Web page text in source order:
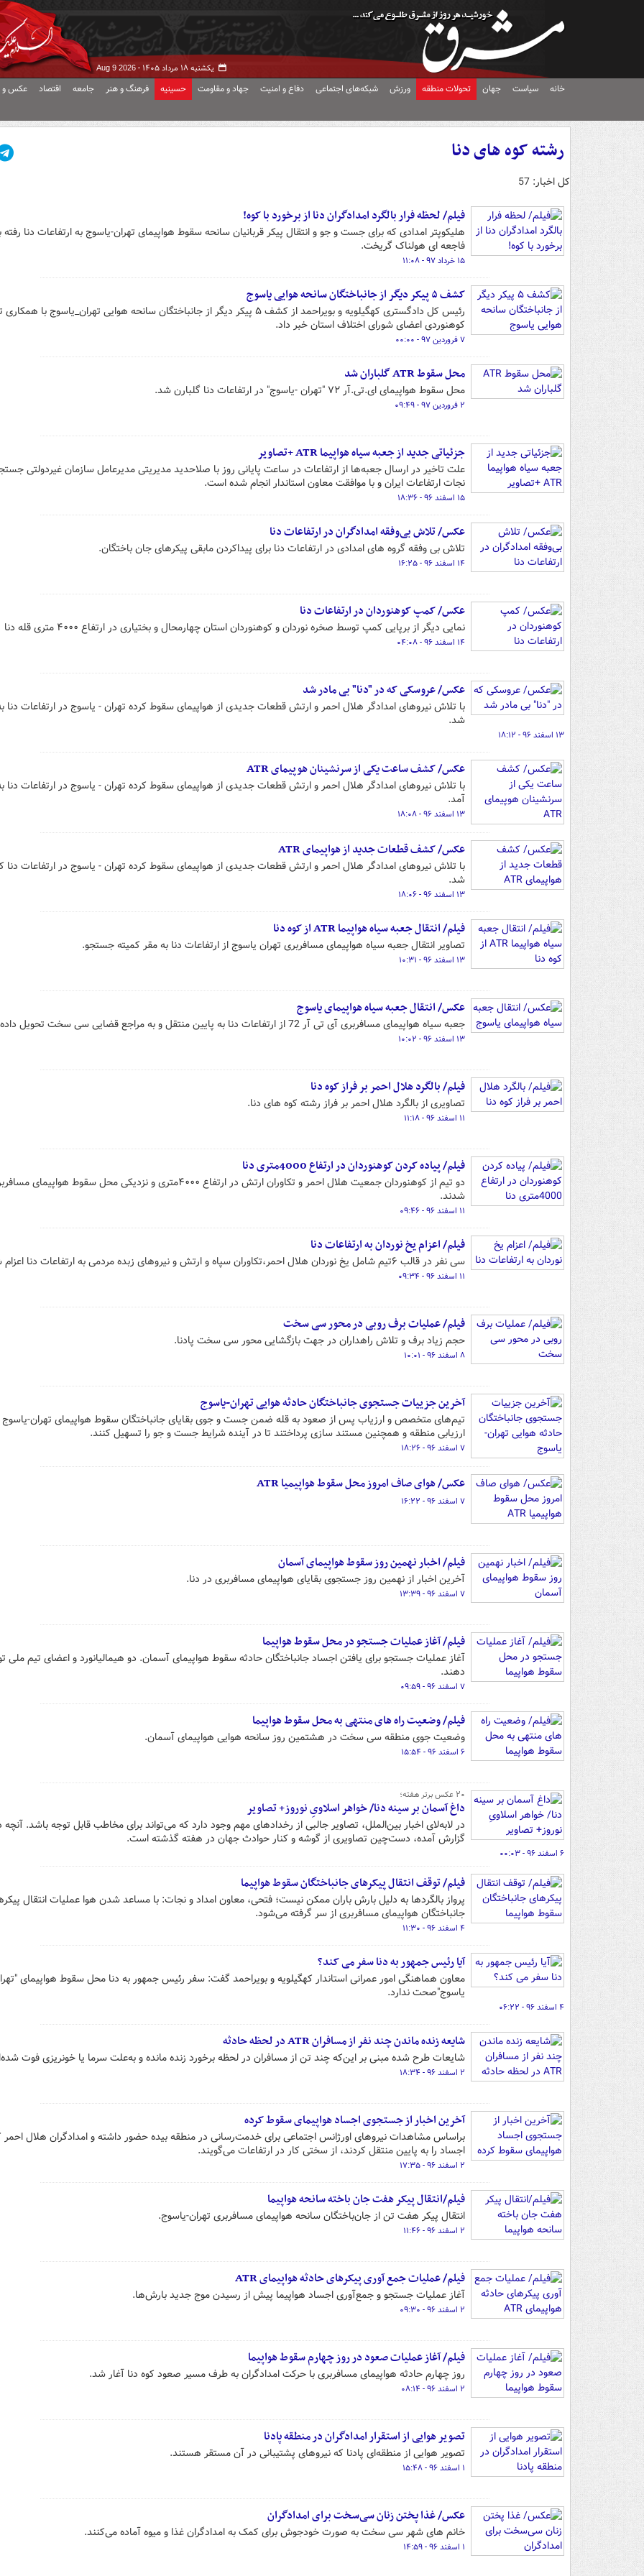
یکشنبه ۱۸ مرداد ۱۴۰۵ - Aug 9 2026
خانه سیاست جهان تحولات منطقه ورزش شبکه‌های اجتماعی دفاع و امنیت جهاد و مقاومت حسینیه فرهنگ و هنر جامعه اقتصاد عکس و
رشته کوه های دنا
کل اخبار: 57
فیلم/ لحظه فرار بالگرد امدادگران دنا از برخورد با کوه!
هلیکوپتر امدادی که برای جست و جو و انتقال پیکر قربانیان سانحه سقوط هواپیمای تهران-یاسوج به ارتفاعات دنا رفته
فاجعه ای هولناک گریخت.
۱۵ خرداد ۹۷ - ۱۱:۰۸
کشف ۵ پیکر دیگر از جانباختگان سانحه هوایی یاسوج
رئیس کل دادگستری کهگیلویه و بویراحمد از کشف ۵ پیکر دیگر از جانباختگان سانحه هوایی تهران_یاسوج با
کوهنوردی اعضای شورای اختلاف استان خبر داد.
۷ فروردین ۹۷ - ۰۰:۰۰
محل سقوط ATR گلباران شد
محل سقوط هواپیمای ای.تی.آر ۷۲ "تهران -یاسوج" در ارتفاعات دنا گلبارن شد.
۲ فروردین ۹۷ - ۰۹:۴۹
جزئیاتی جدید از جعبه سیاه هواپیما ATR +تصاویر
علت تاخیر در ارسال جعبه‌ها از ارتفاعات در ساعت پایانی روز با صلاحدید مدیریتی مدیرعامل سازمان غیردولتی
نجات ارتفاعات ایران و با موافقت معاون استاندار انجام شده است.
۱۵ اسفند ۹۶ - ۱۸:۳۶
عکس/ تلاش بی‌وفقه امدادگران در ارتفاعات دنا
تلاش بی وفقه گروه های امدادی در ارتفاعات دنا برای پیداکردن مابقی پیکرهای جان باختگان.
۱۴ اسفند ۹۶ - ۱۶:۲۵
عکس/ کمپ کوهنوردان در ارتفاعات دنا
نمایی دیگر از برپایی کمپ توسط صخره نوردان و کوهنوردان استان چهارمحال و بختیاری در ارتفاع ۴۰۰۰ متری قله دنا
۱۴ اسفند ۹۶ - ۰۴:۰۸
عکس/ عروسکی که در "دنا" بی مادر شد
با تلاش نیروهای امدادگر هلال احمر و ارتش قطعات جدیدی از هواپیمای سقوط کرده تهران - یاسوج در ارتفاعات
شد.
۱۳ اسفند ۹۶ - ۱۸:۱۲
عکس/ کشف ساعت یکی از سرنشینان هوپیمای ATR
با تلاش نیروهای امدادگر هلال احمر و ارتش قطعات جدیدی از هواپیمای سقوط کرده تهران - یاسوج در ارتفاعات
آمد.
۱۳ اسفند ۹۶ - ۱۸:۰۸
عکس/ کشف قطعات جدید از هواپیمای ATR
با تلاش نیروهای امدادگر هلال احمر و ارتش قطعات جدیدی از هواپیمای سقوط کرده تهران - یاسوج در ارتفاعات
شد.
۱۳ اسفند ۹۶ - ۱۸:۰۶
فیلم/ انتقال جعبه سیاه هواپیما ATR از کوه دنا
تصاویر انتقال جعبه سیاه هواپیمای مسافربری تهران یاسوج از ارتفاعات دنا به مقر کمیته جستجو.
۱۳ اسفند ۹۶ - ۱۰:۳۱
عکس/ انتقال جعبه سیاه هواپیمای یاسوج
جعبه سیاه هواپیمای مسافربری آی تی آر 72 از ارتفاعات دنا به پایین منتقل و به مراجع قضایی سی سخت تحویل داده شد.
۱۳ اسفند ۹۶ - ۱۰:۰۲
فیلم/ بالگرد هلال احمر بر فراز کوه دنا
تصاویری از بالگرد هلال احمر بر فراز رشته کوه های دنا.
۱۱ اسفند ۹۶ - ۱۱:۱۸
فیلم/ پیاده کردن کوهنوردان در ارتفاع 4000متری دنا
دو تیم از کوهنوردان جمعیت هلال احمر و تکاوران ارتش در ارتفاع ۴۰۰۰متری و نزدیکی محل سقوط
شدند.
۱۱ اسفند ۹۶ - ۰۹:۴۶
فیلم/ اعزام یخ نوردان به ارتفاعات دنا
سی نفر در قالب ۶تیم شامل یخ نوردان هلال احمر،تکاوران سپاه و ارتش و نیروهای زبده مردمی به ارتفاعات دنا اعزام شدند.
۱۱ اسفند ۹۶ - ۰۹:۳۴
فیلم/ عملیات برف روبی در محور سی سخت
حجم زیاد برف و تلاش راهداران در جهت بازگشایی محور سی سخت پادنا.
۸ اسفند ۹۶ - ۱۰:۰۱
آخرین جزییات جستجوی جانباختگان حادثه هوایی تهران-یاسوج
تیم‌های متخصص و ارزیاب پس از صعود به قله ضمن جست و جوی بقایای جانباختگان سقوط هواپیمای تهران-یاسوج
ارزیابی منطقه و همچنین مستند سازی پرداختند تا در آینده شرایط جست و جو را تسهیل کنند.
۷ اسفند ۹۶ - ۱۸:۲۶
عکس/ هوای صاف امروز محل سقوط هواپیمیا ATR
۷ اسفند ۹۶ - ۱۶:۲۲
فیلم/ اخبار نهمین روز سقوط هواپیمای آسمان
آخرین اخبار از نهمین روز جستجوی بقایای هواپیمای مسافربری در دنا.
۷ اسفند ۹۶ - ۱۳:۳۹
فیلم/ آغاز عملیات جستجو در محل سقوط هواپیما
آغاز عملیات جستجو برای یافتن اجساد جانباختگان حادثه سقوط هواپیمای آسمان. دو هیمالیانورد و اعضای تیم
دهند.
۷ اسفند ۹۶ - ۰۹:۵۹
فیلم/ وضعیت راه های منتهی به محل سقوط هواپیما
وضعیت جوی منطقه سی سخت در هشتمین روز سانحه هوایی هواپیمای آسمان.
۶ اسفند ۹۶ - ۱۵:۵۴
۲۰ عکس برتر هفته؛
داغ آسمان بر سینه دنا/ خواهر اسلاویِ نوروز+ تصاویر
در لابه‌لای اخبار بین‌الملل، تصاویر جالبی از رخدادهای مهم وجود دارد که می‌تواند برای مخاطب قابل توجه باشد. آنچه
گزارش آمده، دست‌چین تصاویری از گوشه و کنار حوادث جهان در هفته گذشته است.
۶ اسفند ۹۶ - ۰۰:۰۳
فیلم/ توقف انتقال پیکرهای جانباختگان سقوط هواپیما
پرواز بالگردها به دلیل بارش باران ممکن نیست؛ فتحی، معاون امداد و نجات: با مساعد شدن هوا عملیات انتقال
جانباختگان هواپیمای مسافربری از سر گرفته می‌شود.
۴ اسفند ۹۶ - ۱۱:۳۰
آیا رئیس جمهور به دنا سفر می کند؟
معاون هماهنگی امور عمرانی استاندار کهگیلویه و بویراحمد گفت: سفر رئیس جمهور به دنا محل سقوط هواپیمای
یاسوج"صحت ندارد.
۴ اسفند ۹۶ - ۰۶:۲۲
شایعه زنده ماندن چند نفر از مسافران ATR در لحظه حادثه
شایعات طرح شده مبنی بر این‌که چند تن از مسافران در لحظه برخورد زنده مانده و به‌علت سرما یا خونریزی فوت
۲ اسفند ۹۶ - ۱۸:۳۴
آخرین اخبار از جستجوی اجساد هواپیمای سقوط کرده
براساس مشاهدات نیروهای اورژانس اجتماعی برای خدمت‌رسانی در منطقه بیده حضور داشته و امدادگران هلال احمر
اجساد را به پایین منتقل کردند، از سختی کار در ارتفاعات می‌گویند.
۲ اسفند ۹۶ - ۱۷:۳۵
فیلم/انتقال پیکر هفت جان باخته سانحه هواپیما
انتقال پیکر هفت تن از جان‌باختگان سانحه هواپیمای مسافربری تهران-یاسوج.
۲ اسفند ۹۶ - ۱۱:۴۶
فیلم/ عملیات جمع آوری پیکرهای حادثه هواپیمای ATR
آغاز عملیات جستجو و جمع‌آوری اجساد هواپیما پیش از رسیدن موج جدید بارش‌ها.
۲ اسفند ۹۶ - ۰۹:۳۰
فیلم/ آغاز عملیات صعود در روز چهارم سقوط هواپیما
روز چهارم حادثه هواپیمای مسافربری با حرکت امدادگران به طرف مسیر صعود کوه دنا آغار شد.
۲ اسفند ۹۶ - ۰۸:۱۴
تصویر هوایی از استقرار امدادگران در منطقه پادنا
تصویر هوایی از منطقه‌ای پادنا که نیروهای پشتیبانی در آن مستقر هستند.
۱ اسفند ۹۶ - ۱۵:۴۸
عکس/ غذا پختن زنان سی‌سخت برای امدادگران
خانم های شهر سی سخت به صورت خودجوش برای کمک به امدادگران غذا و میوه آماده می‌کنند.
۱ اسفند ۹۶ - ۱۴:۵۹